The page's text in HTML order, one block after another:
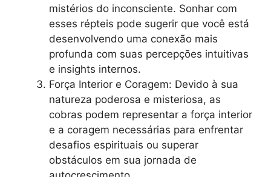
mistérios do inconsciente. Sonhar com
esses répteis pode sugerir que você está
desenvolvendo uma conexão mais
profunda com suas percepções intuitivas
e insights internos.
Força Interior e Coragem: Devido à sua
natureza poderosa e misteriosa, as
cobras podem representar a força interior
e a coragem necessárias para enfrentar
desafios espirituais ou superar
obstáculos em sua jornada de